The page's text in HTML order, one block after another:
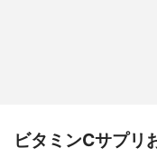
ビタミンCサプリ